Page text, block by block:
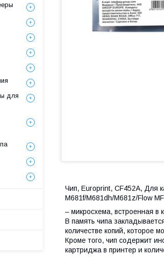
Чип, Europrint, CF452A, Для
M681f/M681dh/M681z/Flow
– микросхема, встроенная
В память чипа
количестве копий, которое
Кроме того, чип содержит
картриджа в принтер и
для